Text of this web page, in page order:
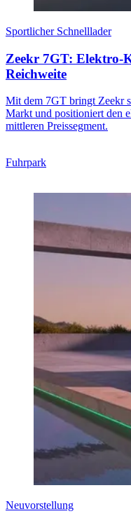
Sportlicher Schnelllader
Zeekr 7GT: Elektro-
Reichweite
Mit dem 7GT bringt Zeekr
Markt und positioniert den
mittleren Preissegment.
Fuhrpark
Neuvorstellung